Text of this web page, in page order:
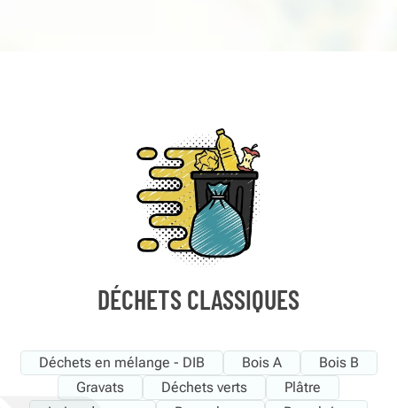
DÉCHETS CLASSIQUES
Déchets en mélange - DIB Bois A
Bois B
Gravats
Déchets verts
Plâtre